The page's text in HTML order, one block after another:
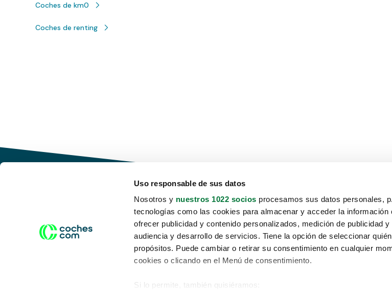
Uso responsable de sus datos
Nosotros y nuestros 1022 socios procesamos sus datos personales,
tecnologías como las cookies para almacenar y acceder la
ofrecer publicidad y contenido personalizados, medición de publicidad
audiencia y desarrollo de servicios. Tiene la opción de seleccionar
propósitos. Puede cambiar o retirar su consentimiento en cualquier
cookies o clicando en el Menú de consentimiento.
Si lo permite, también quisiéramos:
Coches de km0
Coches de renting
Conduce tu futuro,
desata tu movilidad